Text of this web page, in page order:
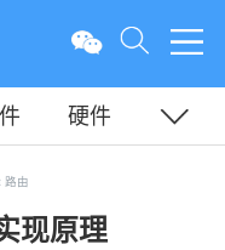
硬件
路由
现原理